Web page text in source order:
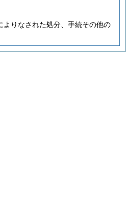
よりなされた処分、手続その他の